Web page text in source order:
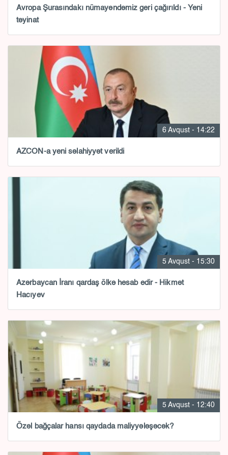
Avropa Şurasındakı nümayəndəmiz geri çağırıldı - Yeni
təyinat
6 Avqust - 14:22
AZCON-a yeni səlahiyyət verildi
5 Avqust - 15:30
Azərbaycan İranı qardaş ölkə hesab edir - Hikmət
Hacıyev
5 Avqust - 12:40
Özəl bağçalar hansı qaydada maliyyələşəcək?